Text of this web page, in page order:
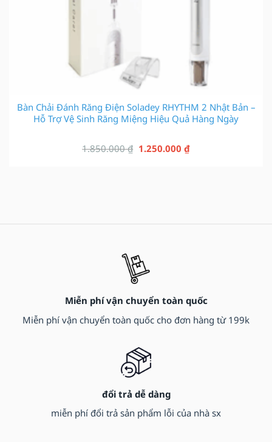
Bàn Chải Đánh Răng Điện Soladey RHYTHM 2 Nhật Bản –
Hỗ Trợ Vệ Sinh Răng Miệng Hiệu Quả Hàng Ngày
1.850.000₫ Giá
1.250.000 ₫Giá
Miễn phí vận chuyển toàn quốc
Miễn phí vận chuyển toàn quốc cho đơn hàng từ 199k
đổi trả dễ dàng
miễn phí đổi trả sản phẩm lỗi của nhà sx